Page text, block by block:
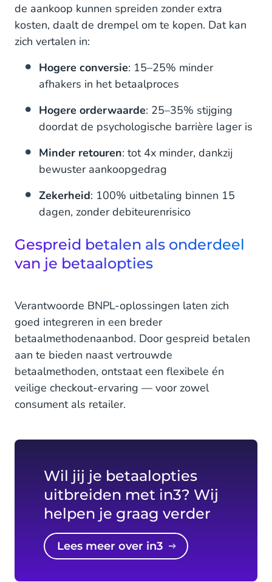
de aankoop kunnen spreiden zonder extra
kosten, daalt de drempel om te kopen. Dat kan
zich vertalen in:
Hogere conversie: 15–25% minder
afhakers in het betaalproces
Hogere orderwaarde: 25–35% stijging
doordat de psychologische barrière lager is
Minder retouren: tot 4x minder, dankzij
bewuster aankoopgedrag
Zekerheid: 100% uitbetaling binnen 15
dagen, zonder debiteurenrisico
Gespreid betalen als onderdeel
van je betaalopties
Verantwoorde BNPL-oplossingen laten zich
goed integreren in een breder
betaalmethodenaanbod. Door gespreid betalen
aan te bieden naast vertrouwde
betaalmethoden, ontstaat een flexibele én
veilige checkout-ervaring — voor zowel
consument als retailer.
Wil jij je betaalopties
uitbreiden met in3? Wij
helpen je graag verder
Lees meer over in3